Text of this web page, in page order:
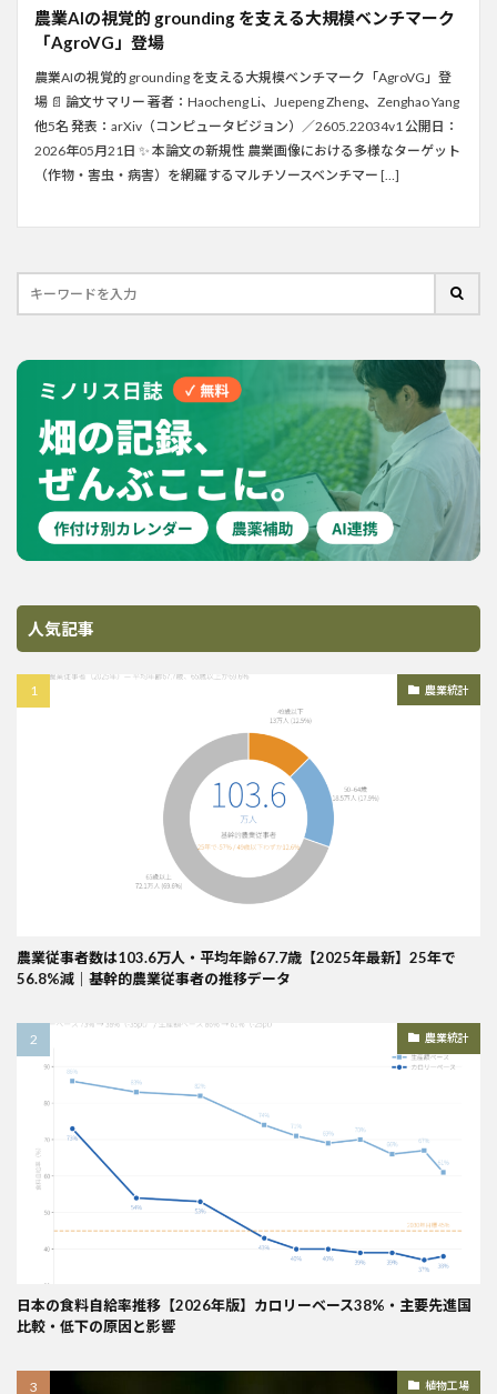
農業AIの視覚的 grounding を支える大規模ベンチマーク
「AgroVG」登場
農業AIの視覚的 grounding を支える大規模ベンチマーク「AgroVG」登
場 📄 論文サマリー 著者：Haocheng Li、Juepeng Zheng、Zenghao Yang
他5名 発表：arXiv（コンピュータビジョン）／2605.22034v1 公開日：
2026年05月21日 ✨ 本論文の新規性 農業画像における多様なターゲット
（作物・害虫・病害）を網羅するマルチソースベンチマー […]
人気記事
農業統計
農業従事者数は103.6万人・平均年齢67.7歳【2025年最新】25年で
56.8%減｜基幹的農業従事者の推移データ
農業統計
日本の食料自給率推移【2026年版】カロリーベース38%・主要先進国
比較・低下の原因と影響
植物工場